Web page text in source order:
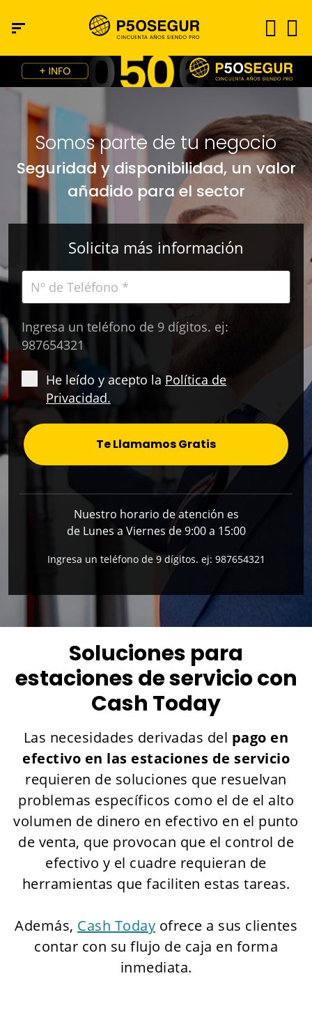
Somos parte de tu negocio
Seguridad y disponibilidad, un valor
añadido para el sector
Solicita más información
Ingresa un teléfono de 9 dígitos. ej:
987654321
He leído y acepto la Política de
Privacidad.
Te Llamamos Gratis
Nuestro horario de atención es
de Lunes a Viernes de 9:00 a 15:00
Ingresa un teléfono de 9 dígitos. ej: 987654321
Soluciones para
estaciones de servicio con
Cash Today
Las necesidades derivadas del pago en
efectivo en las estaciones de servicio
requieren de soluciones que resuelvan
problemas específicos como el de el alto
volumen de dinero en efectivo en el punto
de venta, que provocan que el control de
efectivo y el cuadre requieran de
herramientas que faciliten estas tareas.
Además, Cash Today ofrece a sus clientes
contar con su flujo de caja en forma
inmediata.